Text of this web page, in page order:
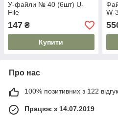
У-файли № 40 (6шт) U-
File
147 ₴
Купити
W-
Про нас
100% позитивних з 122
Працює з 14.07.2019